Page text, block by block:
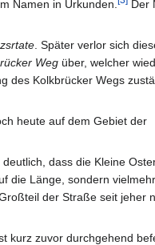
Namen in Urkunden.
Der
. Später verlor sich
Weg über, welcher
des Kolkbrücker Wegs
heute auf dem Gebiet der
deutlich, dass die Kleine
die Länge, sondern
der Straße seit jeher
kurz zuvor durchgehend